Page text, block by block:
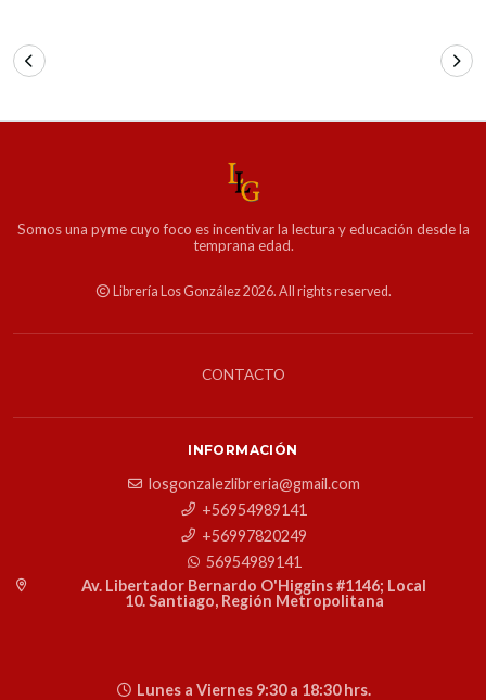
Somos una pyme cuyo foco es incentivar la lectura y educación desde la
temprana edad.
Librería Los González 2026. All rights reserved.
CONTACTO
INFORMACIÓN
losgonzalezlibreria@gmail.com
+56954989141
+56997820249
56954989141
Av. Libertador Bernardo O'Higgins #1146; Local
10. Santiago, Región Metropolitana
Lunes a Viernes 9:30 a 18:30 hrs.